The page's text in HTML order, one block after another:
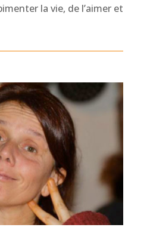
la vie, de l’aimer et